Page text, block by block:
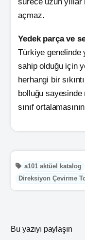
açmaz.
Yedek parça ve
Türkiye genelinde
sahip olduğu için
herhangi bir
bolluğu sayesinde
sınıf
a101 aktüel katalog
Direksiyon Çevirme
Bu yazıyı paylaşın